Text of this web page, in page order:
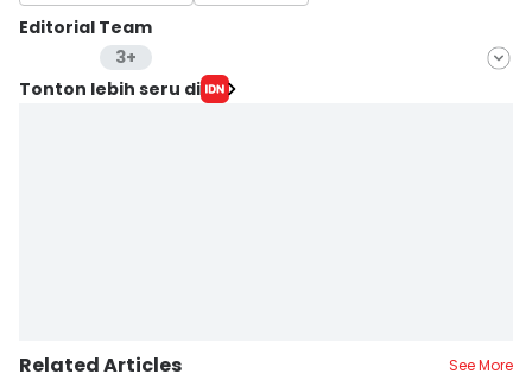
Editorial Team
3+
Editor
Tonton lebih seru di
Related Articles See More